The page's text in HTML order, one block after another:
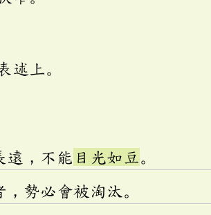
述上。
遠，不能 目光如豆。
，勢必會被淘汰。